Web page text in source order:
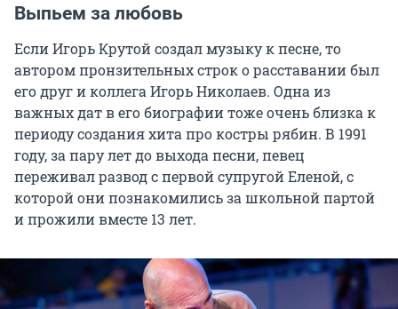
Выпьем за любовь
Если Игорь Крутой создал музыку к песне, то
автором пронзительных строк о расставании был
его друг и коллега Игорь Николаев. Одна из
важных дат в его биографии тоже очень близка к
периоду создания хита про костры рябин. В 1991
году, за пару лет до выхода песни, певец
переживал развод с первой супругой Еленой, с
которой они познакомились за школьной партой
и прожили вместе 13 лет.